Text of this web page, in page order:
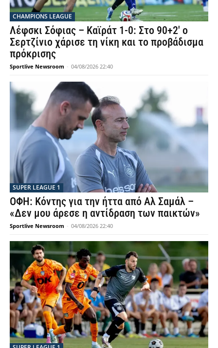
CHAMPIONS LEAGUE
Λέφσκι Σόφιας – Καϊράτ 1-0: Στο 90+2′ ο
Σερτζίνιο χάρισε τη νίκη και το προβάδισμα
πρόκρισης
Sportlive Newsroom - 04/08/2026 22:40
SUPER LEAGUE 1
ΟΦΗ: Κόντης για την ήττα από Αλ Σαμάλ –
«Δεν μου άρεσε η αντίδραση των παικτών»
Sportlive Newsroom - 04/08/2026 22:40